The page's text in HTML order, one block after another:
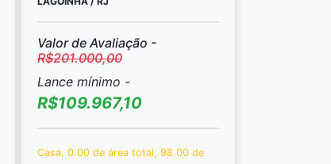
Valor de Avaliação -
R$201.000,00
Lance mínimo -
R$109.967,10
Casa, 0.00 de área total, 98.00 de